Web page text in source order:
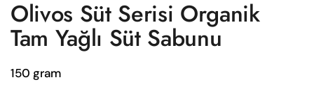
Olivos Süt Serisi Organik
Tam Yağlı Süt Sabunu
150 gram